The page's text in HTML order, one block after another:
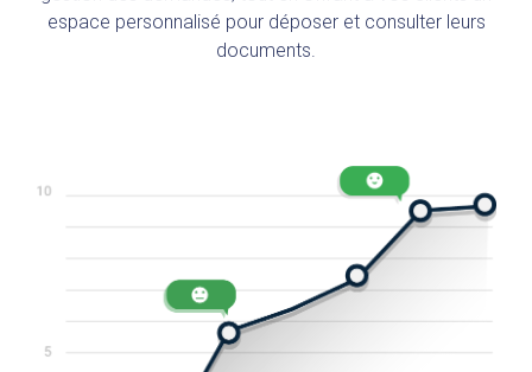
espace personnalisé pour déposer et consulter leurs
documents.